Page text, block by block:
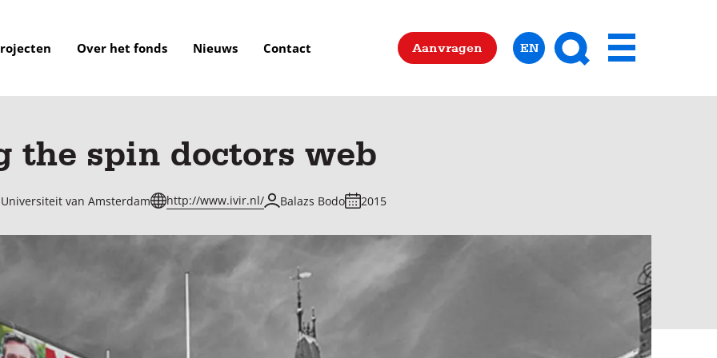
Over het fonds Nieuws Contact Aanvragen EN
Zoeken
Menu
the spin doctors web
van Amsterdam http://www.ivir.nl/ Balazs Bodo 2015